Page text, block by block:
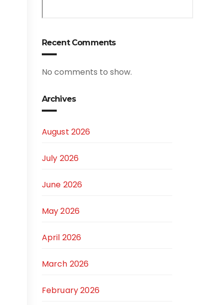
Recent Comments
No comments to show.
Archives
August 2026
July 2026
June 2026
May 2026
April 2026
March 2026
February 2026